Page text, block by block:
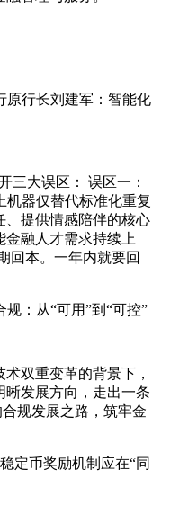
原行长刘建军：智能化
三大误区： 误区一：
机器仅替代标准化重复
、提供情感陪伴的核心
融人才需求持续上
回本。一年内就要回
：从“可用”到“可控”
双重变革的背景下，
晰发展方向，走出一条
合规发展之路，筑牢金
定币奖励机制应在“同